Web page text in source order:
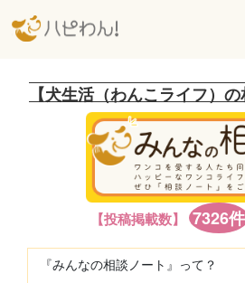
【犬生活（わんこライフ）
【投稿掲載数】 7326件
『みんなの相談ノート』って？